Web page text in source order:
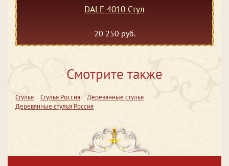
DALE 4010 Стул
20 250 руб.
Смотрите также
Стулья Стулья Россия
Деревянные стулья
Деревянные стулья Россия